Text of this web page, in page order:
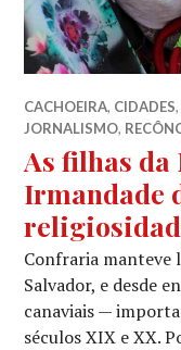
CACHOEIRA, CIDADES,
JORNALISMO,
As filhas da
Irmandade
Confraria manteve
Salvador, e desde
canaviais —
séculos XIX e XX.